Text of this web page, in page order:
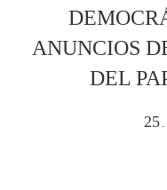
ANUNCIOS
DEL
25 .